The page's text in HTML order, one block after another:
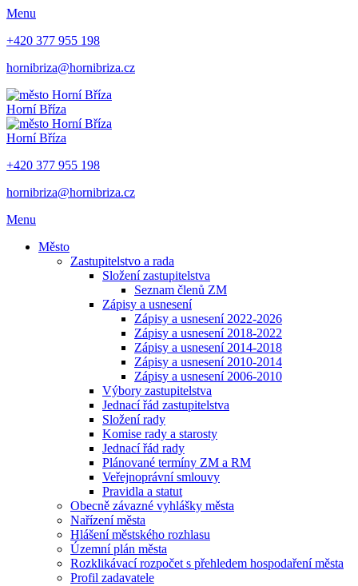
Menu
+420 377 955 198
hornibriza@hornibriza.cz
Horní Bříza
Horní Bříza
+420 377 955 198
hornibriza@hornibriza.cz
Menu
Město
Zastupitelstvo a rada
Složení zastupitelstva
Seznam členů ZM
Zápisy a usnesení
Zápisy a usnesení 2022-2026
Zápisy a usnesení 2018-2022
Zápisy a usnesení 2014-2018
Zápisy a usnesení 2010-2014
Zápisy a usnesení 2006-2010
Výbory zastupitelstva
Jednací řád zastupitelstva
Složení rady
Komise rady a starosty
Jednací řád rady
Plánované termíny ZM a RM
Veřejnoprávní smlouvy
Pravidla a statut
Obecně závazné vyhlášky města
Nařízení města
Hlášení městského rozhlasu
Územní plán města
Rozklikávací rozpočet s přehledem hospodaření města
Profil zadavatele